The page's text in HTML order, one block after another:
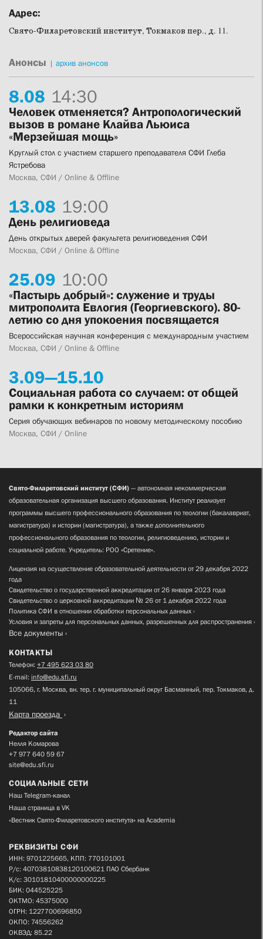
Адрес:
Свято-Филаретовский институт, Токмаков пер., д. 11.
Анонсы | архив анонсов
8.08 14:30
Человек отменяется? Антропологический
вызов в романе Клайва Льюиса
«Мерзейшая мощь»
Круглый стол с участием старшего преподавателя СФИ Глеба
Ястребова
Москва, СФИ / Online & Offline
13.08 19:00
День религиоведа
День открытых дверей факультета религиоведения СФИ
Москва, СФИ / Online & Offline
25.09 10:00
«Пастырь добрый»: служение и труды
митрополита Евлогия (Георгиевского). 80-
летию со дня упокоения посвящается
Всероссийская научная конференция с международным участием
Москва, СФИ / Online & Offline
3.09—15.10
Социальная работа со случаем: от общей
рамки к конкретным историям
Серия обучающих вебинаров по новому методическому пособию
Москва, СФИ / Online
Свято-Филаретовский институт (СФИ) — автономная некоммерческая
образовательная организация высшего образования. Институт реализует
программы высшего профессионального образования по теологии (бакалавриат,
магистратура) и истории (магистратура), а также дополнительного
профессионального образования по теологии, религиоведению, истории и
социальной работе. Учредитель: РОО «Сретение».
Лицензия на осуществление образовательной деятельности от 29 декабря 2022
года
Свидетельство о государственной аккредитации от 26 января 2023 года
Свидетельство о церковной аккредитации № 26 от 1 декабря 2022 года
Политика СФИ в отношении обработки персональных данных
Условия и запреты для персональных данных, разрешенных для распространения
Все документы
КОНТАКТЫ
Телефон: +7 495 623 03 80
E-mail: info@edu.sfi.ru
105066, г. Москва, вн. тер. г. муниципальный округ Басманный, пер. Токмаков, д.
11
Карта проезда
Редактор сайта
Нелля Комарова
+7 977 640 59 67
site@edu.sfi.ru
СОЦИАЛЬНЫЕ СЕТИ
Наш Telegram-канал
Наша страница в VK
«Вестник Свято-Филаретовского института» на Academia
РЕКВИЗИТЫ СФИ
ИНН: 9701225665, КПП: 770101001
Р/с: 40703810838120100621 ПАО Сбербанк
К/с: 30101810400000000225
БИК: 044525225
ОКТМО: 45375000
ОГРН: 1227700696850
ОКПО: 74556262
ОКВЭД: 85.22